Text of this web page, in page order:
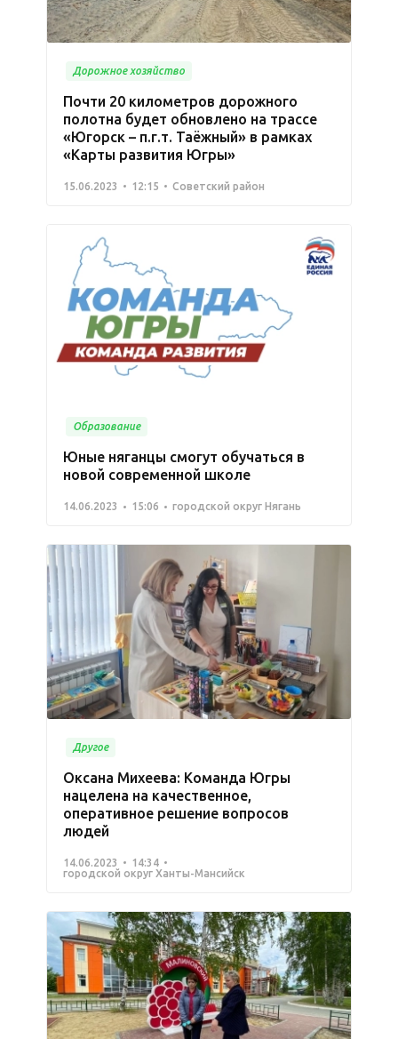
Дорожное хозяйство
Почти 20 километров дорожного
полотна будет обновлено на трассе
«Югорск – п.г.т. Таёжный» в рамках
«Карты развития Югры»
15.06.2023 12:15 Советский район
Образование
Юные няганцы смогут обучаться в
новой современной школе
14.06.2023 15:06 городской округ Нягань
Другое
Оксана Михеева: Команда Югры
нацелена на качественное,
оперативное решение вопросов
людей
14.06.2023
14:34
городской округ Ханты-Мансийск